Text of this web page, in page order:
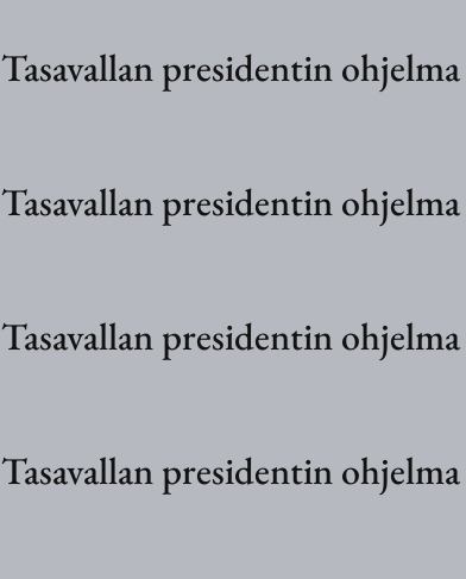
Tasavallan presidentin ohjelma
Tasavallan presidentin ohjelma
Tasavallan presidentin ohjelma
Tasavallan presidentin ohjelma